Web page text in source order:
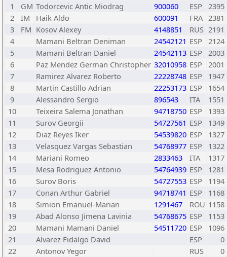
1
GM Todorcevic Antic Miodrag 900060 ESP
2395
2
IM Haik Aldo 600091 FRA 2381
3
FM Kosov Alexey 4148851 RUS 2191
4
Mamani Beltran Deniman 24542121 ESP
2124
5
Mamani Beltran Daniel 24542113 ESP
2003
6
Paz Mendez German Christopher 32010958 ESP
2001
7
Ramirez Alvarez Roberto 22228748 ESP
1947
8
Martin Castillo Adrian 22253173 ESP
1654
9
Alessandro Sergio 896543 ITA
1551
10
Teixeira Salema Jonathan 94718750 ESP
1393
11
Surov Georgii 54727561 ESP
1349
12
Diaz Reyes Iker 54539820 ESP
1327
13
Velasquez Vargas Sebastian 54768977 ESP
1322
14
Mariani Romeo 2833463 ITA
1317
15
Mesa Rodriguez Antonio 54764939 ESP
1281
16
Surov Boris 54727553 ESP
1194
17
Conan Arthur Gabriel 94718741 ESP
1168
18
Simion Emanuel-Marian 1291467 ROU 1158
19
Abad Alonso Jimena Lavinia 54768675 ESP
1153
20
Mamani Mamani Daniel 54511720 ESP
1096
21
Alvarez Fidalgo David ESP
0
22
Antonov Yegor RUS
0